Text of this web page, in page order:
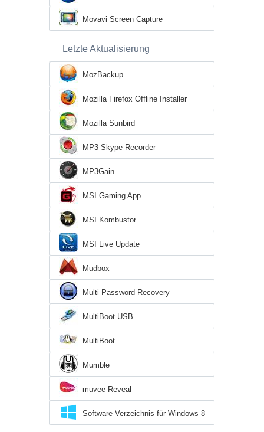
Movavi Screen Capture
Letzte Aktualisierung
MozBackup
Mozilla Firefox Offline Installer
Mozilla Sunbird
MP3 Skype Recorder
MP3Gain
MSI Gaming App
MSI Kombustor
MSI Live Update
Mudbox
Multi Password Recovery
MultiBoot USB
MultiBoot
Mumble
muvee Reveal
Software-Verzeichnis für Windows 8